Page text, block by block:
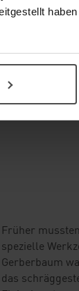
Früher
spezielle
Gerberbaum
das